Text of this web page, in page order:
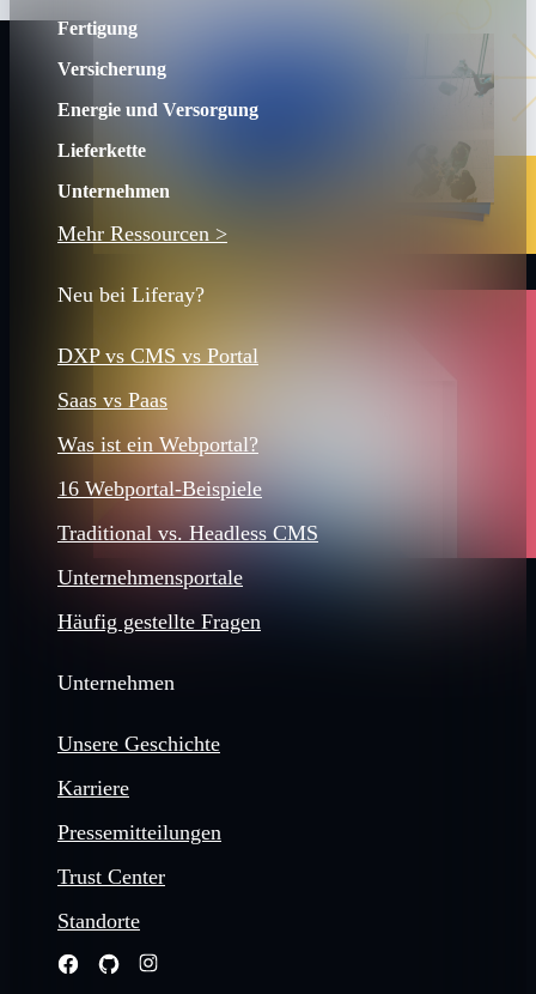
Fertigung
Versicherung
Energie und Versorgung
Lieferkette
Unternehmen
Mehr Ressourcen >
Neu bei Liferay?
DXP vs CMS vs Portal
Saas vs Paas
Was ist ein Webportal?
16 Webportal-Beispiele
Traditional vs. Headless CMS
Unternehmensportale
Häufig gestellte Fragen
Unternehmen
Unsere Geschichte
Karriere
Pressemitteilungen
Trust Center
Standorte